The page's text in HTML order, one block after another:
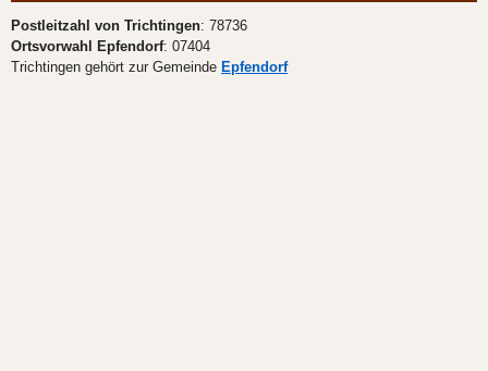
Postleitzahl von Trichtingen: 78736
Ortsvorwahl Epfendorf: 07404
Trichtingen gehört zur Gemeinde Epfendorf